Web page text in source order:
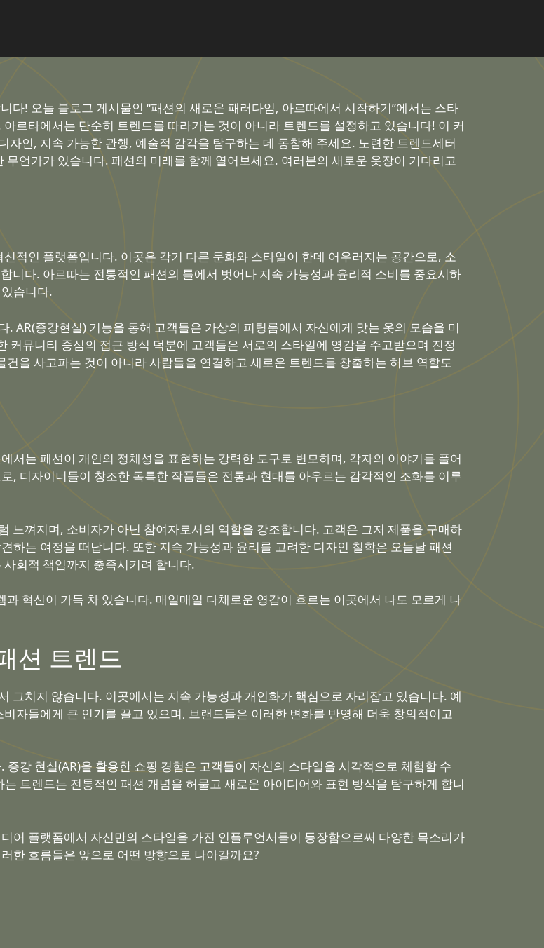
다! 오늘 블로그 게시물인 “패션의 새로운 패러다임, 아르따에서 시작하기”에서는 스타
르타에서는 단순히 트렌드를 따라가는 것이 아니라 트렌드를 설정하고 있습니다! 이 커
인, 지속 가능한 관행, 예술적 감각을 탐구하는 데 동참해 주세요. 노련한 트렌드세터
언가가 있습니다. 패션의 미래를 함께 열어보세요. 여러분의 새로운 옷장이 기다리고
적인 플랫폼입니다. 이곳은 각기 다른 문화와 스타일이 한데 어우러지는 공간으로, 소
니다. 아르따는 전통적인 패션의 틀에서 벗어나 지속 가능성과 윤리적 소비를 중요시하
습니다.
AR(증강현실) 기능을 통해 고객들은 가상의 피팅룸에서 자신에게 맞는 옷의 모습을 미
뮤니티 중심의 접근 방식 덕분에 고객들은 서로의 스타일에 영감을 주고받으며 진정
을 사고파는 것이 아니라 사람들을 연결하고 새로운 트렌드를 창출하는 허브 역할도
서는 패션이 개인의 정체성을 표현하는 강력한 도구로 변모하며, 각자의 이야기를 풀어
, 디자이너들이 창조한 독특한 작품들은 전통과 현대를 아우르는 감각적인 조화를 이루
느껴지며, 소비자가 아닌 참여자로서의 역할을 강조합니다. 고객은 그저 제품을 구매하
하는 여정을 떠납니다. 또한 지속 가능성과 윤리를 고려한 디자인 철학은 오늘날 패션
회적 책임까지 충족시키려 합니다.
혁신이 가득 차 있습니다. 매일매일 다채로운 영감이 흐르는 이곳에서 나도 모르게 나
션 트렌드
그치지 않습니다. 이곳에서는 지속 가능성과 개인화가 핵심으로 자리잡고 있습니다. 예
자들에게 큰 인기를 끌고 있으며, 브랜드들은 이러한 변화를 반영해 더욱 창의적이고
강 현실(AR)을 활용한 쇼핑 경험은 고객들이 자신의 스타일을 시각적으로 체험할 수
트렌드는 전통적인 패션 개념을 허물고 새로운 아이디어와 표현 방식을 탐구하게 합니
어 플랫폼에서 자신만의 스타일을 가진 인플루언서들이 등장함으로써 다양한 목소리가
한 흐름들은 앞으로 어떤 방향으로 나아갈까요?